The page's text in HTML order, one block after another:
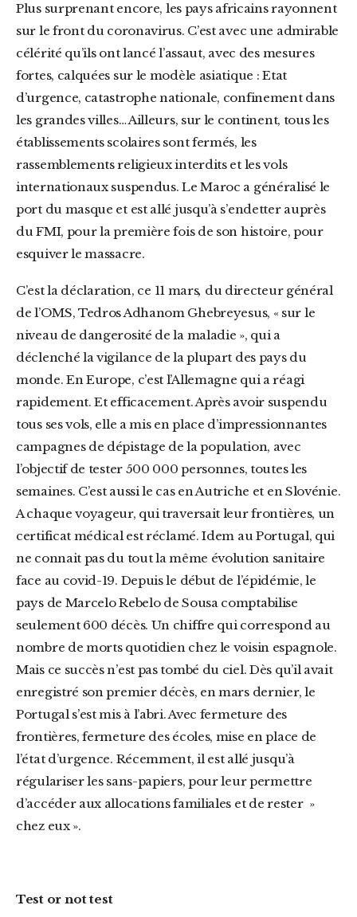
Plus surprenant encore, les pays africains rayonnent
sur le front du coronavirus. C’est avec une admirable
célérité qu’ils ont lancé l’assaut, avec des mesures
fortes, calquées sur le modèle asiatique : Etat
d’urgence, catastrophe nationale, confinement dans
les grandes villes… Ailleurs, sur le continent, tous les
établissements scolaires sont fermés, les
rassemblements religieux interdits et les vols
internationaux suspendus. Le Maroc a généralisé le
port du masque et est allé jusqu’à s’endetter auprès
du FMI, pour la première fois de son histoire, pour
esquiver le massacre.
C’est la déclaration, ce 11 mars, du directeur général
de l’OMS, Tedros Adhanom Ghebreyesus, « sur le
niveau de dangerosité de la maladie », qui a
déclenché la vigilance de la plupart des pays du
monde. En Europe, c’est l’Allemagne qui a réagi
rapidement. Et efficacement. Après avoir suspendu
tous ses vols, elle a mis en place d’impressionnantes
campagnes de dépistage de la population, avec
l’objectif de tester 500 000 personnes, toutes les
semaines. C’est aussi le cas en Autriche et en Slovénie.
A chaque voyageur, qui traversait leur frontières, un
certificat médical est réclamé. Idem au Portugal, qui
ne connait pas du tout la même évolution sanitaire
face au covid-19. Depuis le début de l’épidémie, le
pays de Marcelo Rebelo de Sousa comptabilise
seulement 600 décès. Un chiffre qui correspond au
nombre de morts quotidien chez le voisin espagnole.
Mais ce succès n’est pas tombé du ciel. Dès qu’il avait
enregistré son premier décès, en mars dernier, le
Portugal s’est mis à l’abri. Avec fermeture des
frontières, fermeture des écoles, mise en place de
l’état d’urgence. Récemment, il est allé jusqu’à
régulariser les sans-papiers, pour leur permettre
d’accéder aux allocations familiales et de rester »
chez eux ».
Test or not test